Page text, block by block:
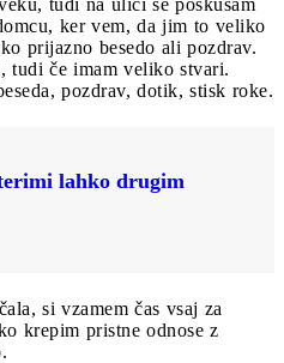
ker vem, da jim to veliko
prijazno besedo ali pozdrav.
tudi če imam veliko stvari.
pozdrav, dotik, stisk roke.
lahko drugim
si vzamem čas vsaj za
krepim pristne odnose z